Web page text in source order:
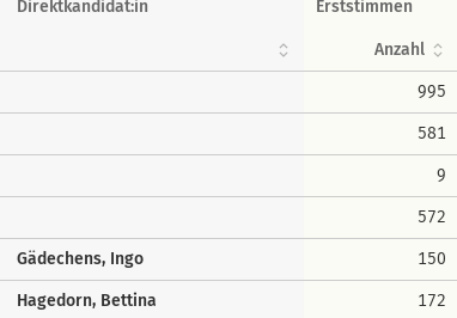
Direktkandidat:in Erststimmen
Anzahl
995
581
9
572
Gädechens, Ingo 150
Hagedorn, Bettina 172